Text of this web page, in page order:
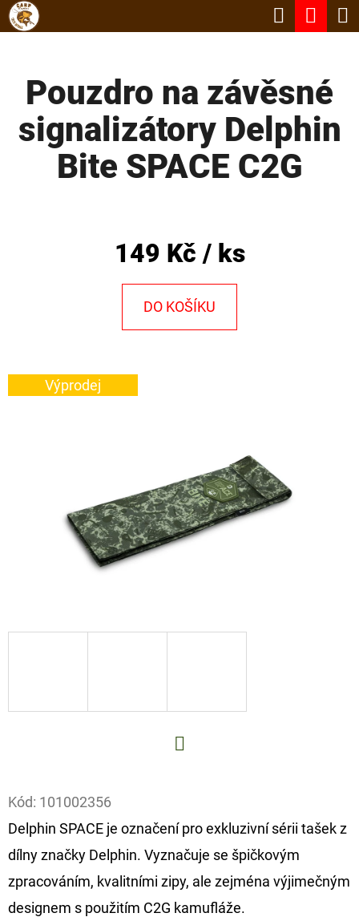
Přejít
Hledat
Pouzdro na závěsné
signalizátory Delphin
Bite SPACE C2G
149 Kč / ks
DO KOŠÍKU
Výprodej
Kód: 101002356
Delphin SPACE je označení pro exkluzivní sérii tašek z
dílny značky Delphin. Vyznačuje se špičkovým
zpracováním, kvalitními zipy, ale zejména výjimečným
designem s použitím C2G kamufláže.
K
O
O
T
P
O
R
U
Č
U